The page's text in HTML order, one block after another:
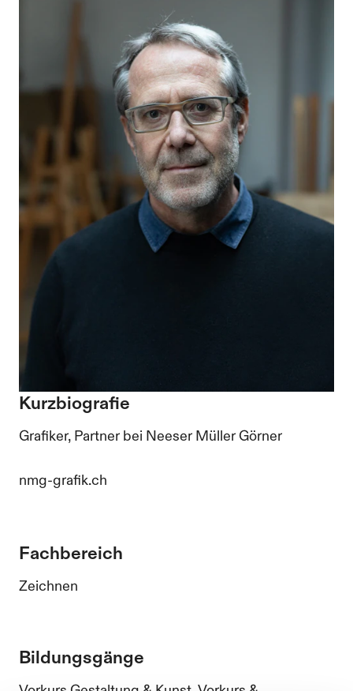
Kurzbiografie
Grafiker, Partner bei Neeser Müller Görner
nmg-grafik.ch
Fachbereich
Zeichnen
Bildungsgänge